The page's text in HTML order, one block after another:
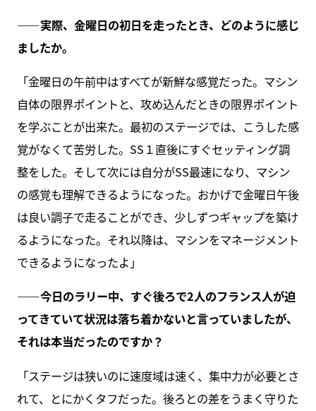
――実際、金曜日の初日を走ったとき、どのように感じ
ましたか。
「金曜日の午前中はすべてが新鮮な感覚だった。マシン
自体の限界ポイントと、攻め込んだときの限界ポイント
を学ぶことが出来た。最初のステージでは、こうした感
覚がなくて苦労した。SS１直後にすぐセッティング調
整をした。そして次には自分がSS最速になり、マシン
の感覚も理解できるようになった。おかげで金曜日午後
は良い調子で走ることができ、少しずつギャップを築け
るようになった。それ以降は、マシンをマネージメント
できるようになったよ」
――今日のラリー中、すぐ後ろで2人のフランス人が迫
ってきていて状況は落ち着かないと言っていましたが、
それは本当だったのですか？
「ステージは狭いのに速度域は速く、集中力が必要とさ
れて、とにかくタフだった。後ろとの差をうまく守りた